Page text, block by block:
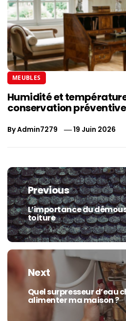
MEUBLES
Humidité et température
conservation
ByAdmin7279 19 Juin 2026
Navigation
de
l’article
Previous
Previous
post:
L’importance du
toiture
Next
Next
post:
Quel surpresseur d’eau
alimenter ma maison ?